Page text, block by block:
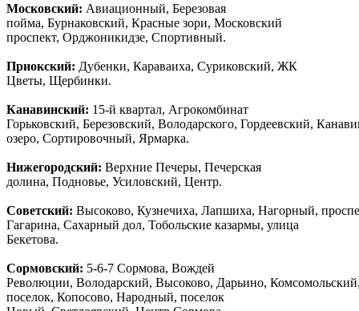
Московский: Авиационный, Березовая
пойма, Бурнаковский, Красные зори, Московский
проспект, Орджоникидзе, Спортивный.
Приокский: Дубенки, Караваиха, Суриковский, ЖК
Цветы, Щербинки.
Канавинский: 15-й квартал, Агрокомбинат
Горьковский, Березовский, Володарского, Гордеевский,
озеро, Сортировочный, Ярмарка.
Нижегородский: Верхние Печеры, Печерская
долина, Подновье, Усиловский, Центр.
Советский: Высоково, Кузнечиха, Лапшиха, Нагорный,
Гагарина, Сахарный дол, Тобольские казармы, улица
Бекетова.
Сормовский: 5-6-7 Сормова, Вождей
Революции, Володарский, Высоково, Дарьино,
поселок, Копосово, Народный, поселок